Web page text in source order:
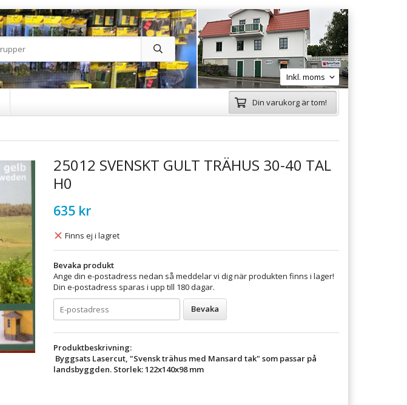
Din varukorg är tom!
25012 SVENSKT GULT TRÄHUS 30-40 TAL
H0
635 kr
Finns ej i lagret
Bevaka produkt
Ange din e-postadress nedan så meddelar vi dig när produkten finns i lager!
Din e-postadress sparas i upp till 180 dagar.
Bevaka
Produktbeskrivning:
Byggsats Lasercut, "Svensk trähus med Mansard tak" som passar på
landsbyggden. Storlek: 122x140x98 mm